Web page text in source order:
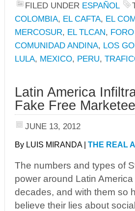
FILED UNDER ESPAÑOL
COLOMBIA, EL CAFTA, EL
MERCOSUR, EL TLCAN,
COMUNIDAD ANDINA, LOS
LULA, MEXICO, PERU,
Latin America
Fake Free
JUNE 13, 2012
By LUIS MIRANDA | THE REAL
The numbers and types of
power around Latin
decades, and with them so
believe their lies about